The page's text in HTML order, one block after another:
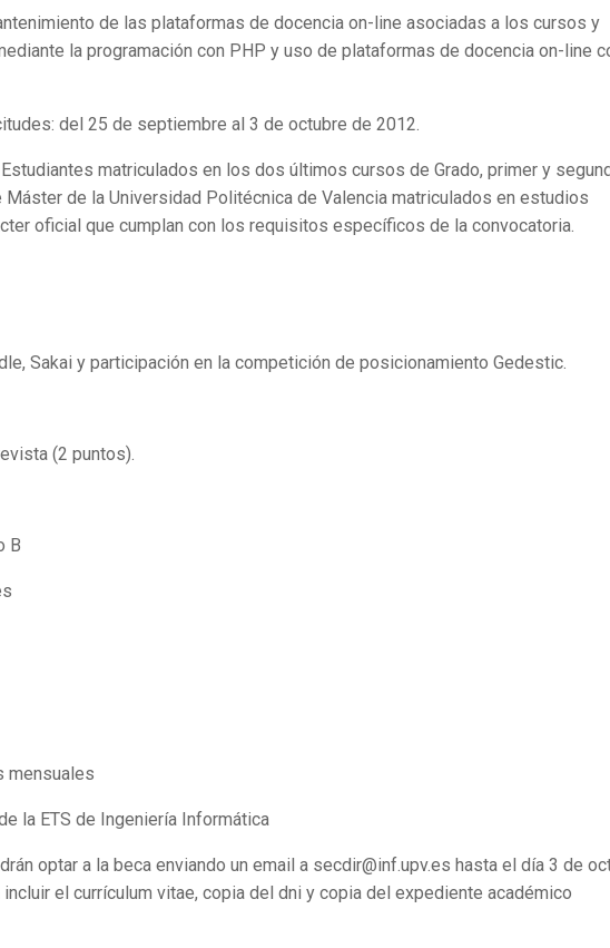
de las plataformas de docencia on-line asociadas a los cursos y
la programación con PHP y uso de plataformas de docencia on-line
del 25 de septiembre al 3 de octubre de 2012.
matriculados en los dos últimos cursos de Grado, primer y
de la Universidad Politécnica de Valencia matriculados en estudios
oficial que cumplan con los requisitos específicos de la convocatoria.
Sakai y participación en la competición de posicionamiento Gedestic.
(2 puntos).
B
mensuales
la ETS de Ingeniería Informática
optar a la beca enviando un email a secdir@inf.upv.es hasta el día 3 de
el currículum vitae, copia del dni y copia del expediente académico